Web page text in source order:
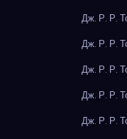
Дж. Р. Р.
Дж. Р. Р.
Дж. Р. Р.
Дж. Р. Р.
Дж. Р. Р.